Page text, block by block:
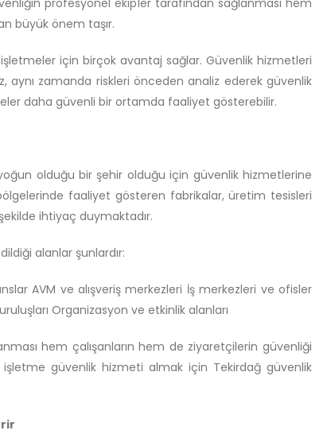
profesyonel ekipler tarafından sağlanması hem
büyük önem taşır.
için birçok avantaj sağlar. Güvenlik hizmetleri
aynı zamanda riskleri önceden analiz ederek güvenlik
daha güvenli bir ortamda faaliyet gösterebilir.
olduğu bir şehir olduğu için güvenlik hizmetlerine
faaliyet gösteren fabrikalar, üretim tesisleri
ihtiyaç duymaktadır.
alanlar şunlardır:
AVM ve alışveriş merkezleri İş merkezleri ve ofisler
Organizasyon ve etkinlik alanları
hem çalışanların hem de ziyaretçilerin güvenliği
güvenlik hizmeti almak için Tekirdağ güvenlik